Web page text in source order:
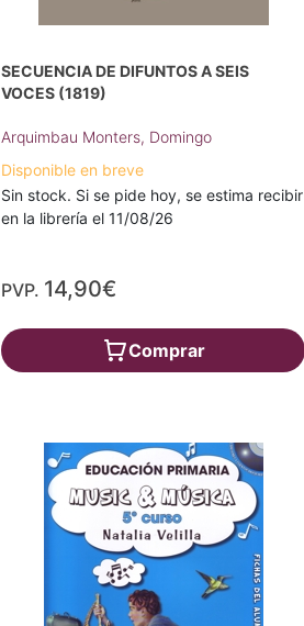
SECUENCIA DE DIFUNTOS A SEIS
VOCES (1819)
Arquimbau Monters, Domingo
Disponible en breve
Sin stock. Si se pide hoy, se estima recibir
en la librería el 11/08/26
PVP. 14,90€
Comprar